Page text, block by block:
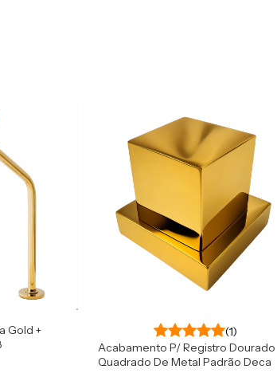
Gold +
(1)
Acabamento P/ Registro Dourado
Quadrado De Metal Padrão Deca